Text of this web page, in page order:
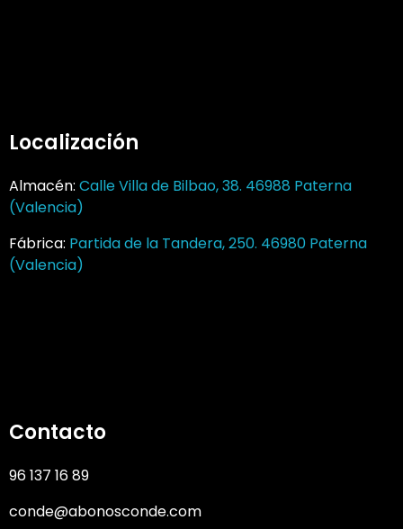
Localización
Almacén: Calle Villa de Bilbao, 38. 46988 Paterna
(Valencia)
Fábrica: Partida de la Tandera, 250. 46980 Paterna
(Valencia)
Contacto
96 137 16 89
conde@abonosconde.com